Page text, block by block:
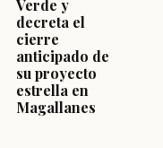
Verde y
decreta el
cierre
anticipado de
su proyecto
estrella en
Magallanes